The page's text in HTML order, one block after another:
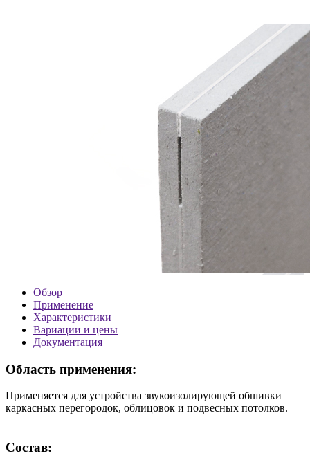
Обзор
Применение
Характеристики
Вариации и цены
Документация
Область применения:
Применяется для устройства звукоизолирующей обшивки
каркасных перегородок, облицовок и подвесных потолков.
Состав: